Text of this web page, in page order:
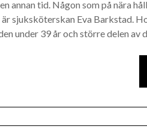
annan tid. Någon som på nära
sjuksköterskan Eva Barkstad.
under 39 år och större delen av